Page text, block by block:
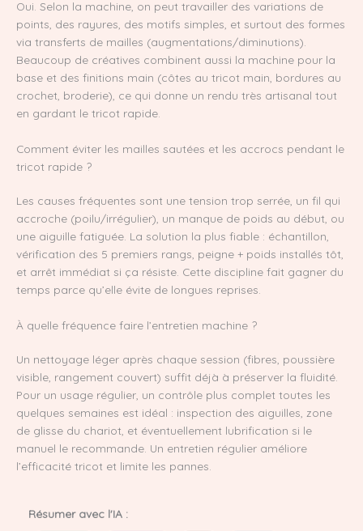
Oui. Selon la machine, on peut travailler des variations de
points, des rayures, des motifs simples, et surtout des formes
via transferts de mailles (augmentations/diminutions).
Beaucoup de créatives combinent aussi la machine pour la
base et des finitions main (côtes au tricot main, bordures au
crochet, broderie), ce qui donne un rendu très artisanal tout
en gardant le tricot rapide.
Comment éviter les mailles sautées et les accrocs pendant le
tricot rapide ?
Les causes fréquentes sont une tension trop serrée, un fil qui
accroche (poilu/irrégulier), un manque de poids au début, ou
une aiguille fatiguée. La solution la plus fiable : échantillon,
vérification des 5 premiers rangs, peigne + poids installés tôt,
et arrêt immédiat si ça résiste. Cette discipline fait gagner du
temps parce qu’elle évite de longues reprises.
À quelle fréquence faire l’entretien machine ?
Un nettoyage léger après chaque session (fibres, poussière
visible, rangement couvert) suffit déjà à préserver la fluidité.
Pour un usage régulier, un contrôle plus complet toutes les
quelques semaines est idéal : inspection des aiguilles, zone
de glisse du chariot, et éventuellement lubrification si le
manuel le recommande. Un entretien régulier améliore
l’efficacité tricot et limite les pannes.
Résumer avec l'IA :